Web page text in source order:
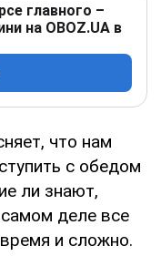
главного –
на OBOZ.UA в
что нам
с обедом
ли знают,
деле все
и сложно.